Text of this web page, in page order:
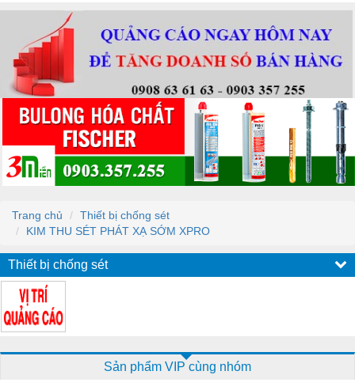
Trang chủ
Thiết bị chống sét
KIM THU SÉT PHÁT XẠ SỚM XPRO
Thiết bị chống sét
Sản phẩm VIP cùng nhóm